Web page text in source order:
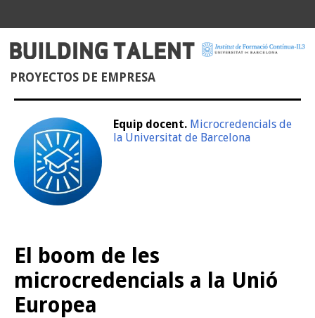
PROYECTOS DE EMPRESA
Equip docent. Microcredencials de
la Universitat de Barcelona
El boom de les
microcredencials a la Unió
Europea